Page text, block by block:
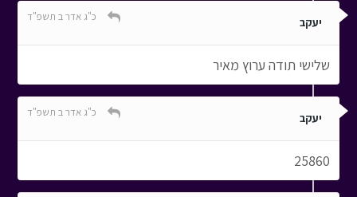
יעקב כ"ג אדר ב תשפ"ד
שלישי תודה ערוץ מאיר
יעקב כ"ג אדר ב תשפ"ד
25860